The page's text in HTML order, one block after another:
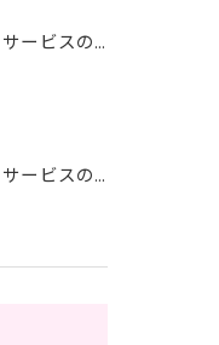
放課後等デイサービスの子供サポートで安心と成長を叶える利用ガイド
放課後等デイサービスの面接に臨む前に知っておきたい東京都の質問例や服装準備のコツ